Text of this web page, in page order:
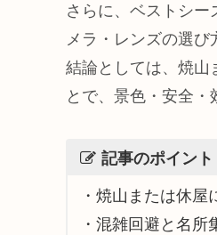
さらに、ベストシ
メラ・レンズの選び
結論としては、焼山
とで、景色・安全・
記事のポイント
・焼山または休
・混雑回避と名